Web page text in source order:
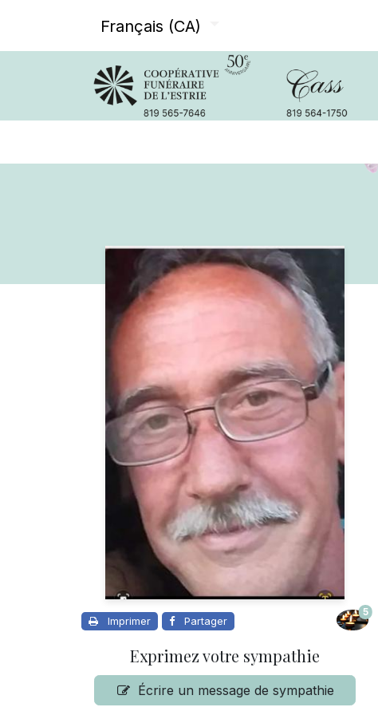
Français (CA)
Imprimer Partager
5
Exprimez votre sympathie
Écrire un message de sympathie